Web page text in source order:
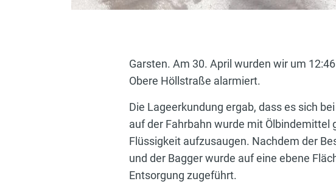
Garsten. Am 30. April wurden wir um
Obere Höllstraße alarmiert.
Die Lageerkundung ergab, dass es sich
auf der Fahrbahn wurde mit
Flüssigkeit aufzusaugen. Nachdem der
und der Bagger wurde auf eine ebene
Entsorgung zugeführt.